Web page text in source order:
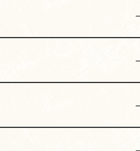
に各媒体をご確認ください。
いただけます。